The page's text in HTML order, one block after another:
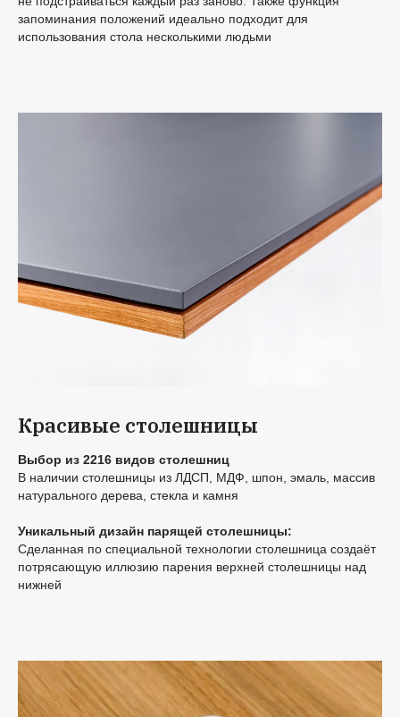
запоминания положений идеально подходит для
использования стола несколькими людьми
Красивые столешницы
Выбор из 2216 видов столешниц
В наличии столешницы из ЛДСП, МДФ, шпон, эмаль, массив
натурального дерева, стекла и камня
Уникальный дизайн парящей столешницы:
Сделанная по специальной технологии столешница создаёт
потрясающую иллюзию парения верхней столешницы над
нижней